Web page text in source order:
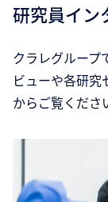
研究員イン
クラレグループ
ビューや各研究
からご覧くださ